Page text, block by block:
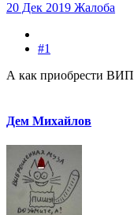
20 Дек 2019 Жалоба
#1
А как приобрести ВИП
Дем Михайлов